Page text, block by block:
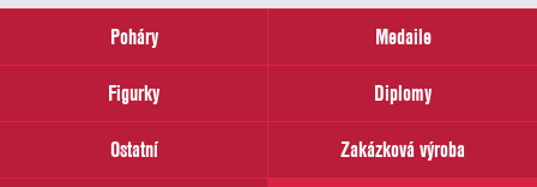
email
Poháry
Medaile
Figurky
Diplomy
Ostatní
Zakázková výroba